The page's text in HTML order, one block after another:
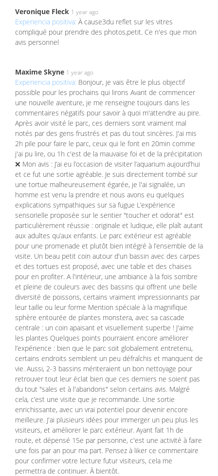
Veronique Fleck 1 year ago
Experiencia positiva: À cause3du reflet sur les vitres
compliqué pour prendre des photos,petit. Ce n'es que mon
avis personnel
Maxime Skyne 1 year ago
Experiencia positiva: Bonjour, je vais être le plus objectif
possible pour les prochains qui lirons Avant de commencer
une nouvelle aventure, je me renseigne toujours dans les
commentaires négatifs pour savoir à quoi m'attendre au pire.
Après avoir visité le parc, ces derniers sont vraiment mal
notés par des gens frustrés et pas du tout sincères. J'ai mis
2h pile pour faire le parc, ceux qui le font en 20min comme
j'ai pu lire, ou 1h c'est de la mauvaise foi et de la précipitation
❌ Mon avis : J’ai eu l’occasion de visiter l’aquarium aujourd’hui
et ce fut une sortie agréable. Je suis directement tombé sur
une tortue malheureusement égarée, je l'ai signalée, un
homme est venu la prendre et nous avons eu quelques
explications sympathiques sur sa fugue L’expérience
sensorielle proposée sur le sentier "toucher et odorat" est
particulièrement réussie : originale et ludique, elle plaît autant
aux adultes qu’aux enfants. Le parc extérieur est agréable
pour une promenade et plutôt bien intégré à l’ensemble de la
visite. Un beau petit coin autour d'un bassin avec des carpes
et des tortues est proposé, avec une table et des chaises
pour en profiter. A l'intérieur, une ambiance à la fois sombre
et pleine de couleurs avec des bassins qui offrent une belle
diversité de poissons, certains vraiment impressionnants par
leur taille ou leur forme Mention spéciale à la magnifique
sphère entourée de plantes monstera, avec sa cascade
centrale : un coin apaisant et visuellement superbe ! J'aime
les plantes Quelques points pourraient encore améliorer
l’expérience : bien que le parc soit globalement entretenu,
certains endroits semblent un peu défraîchis et manquent de
vie. Aussi, 2-3 bassins mériteraient un bon nettoyage pour
retrouver tout leur éclat bien que ces derniers ne soient pas
du tout "sales et à l'abandons" selon certains avis. Malgré
cela, c’est une visite que je recommande. Une sortie
enrichissante, avec un vrai potentiel pour devenir encore
meilleure. J'ai plusieurs idées pour immerger un peu plus les
visiteurs, et améliorer le parc extérieur. Ayant fait 1h de
route, et dépensé 15e par personne, c'est une activité à faire
une fois par an pour ma part. Pensez à liker ce commentaire
pour confirmer votre lecture futur visiteurs, cela me
permettra de continuer. À bientôt.